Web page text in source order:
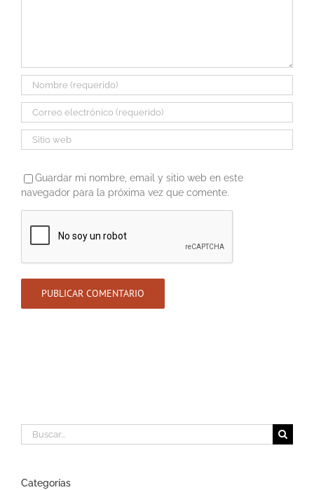
Guardar mi nombre, email y sitio web en este
navegador para la próxima vez que comente.
Buscar:
Categorías